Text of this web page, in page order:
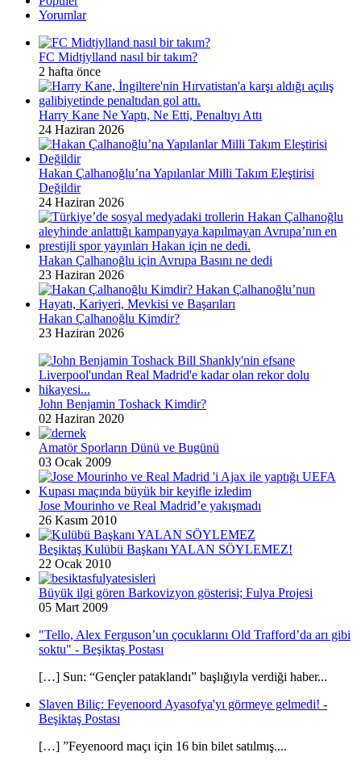
Yorumlar
FC Midtjylland nasıl bir takım?
2 hafta önce
Harry Kane Ne Yaptı, Ne Etti, Penaltıyı Attı
24 Haziran 2026
Hakan Çalhanoğlu’na Yapılanlar Milli Takım Eleştirisi
Değildir
24 Haziran 2026
Hakan Çalhanoğlu için Avrupa Basını ne dedi
23 Haziran 2026
Hakan Çalhanoğlu Kimdir?
23 Haziran 2026
John Benjamin Toshack Kimdir?
02 Haziran 2020
Amatör Sporların Dünü ve Bugünü
03 Ocak 2009
Jose Mourinho ve Real Madrid’e yakışmadı
26 Kasım 2010
Beşiktaş Kulübü Başkanı YALAN SÖYLEMEZ!
22 Ocak 2010
Büyük ilgi gören Barkovizyon gösterisi; Fulya Projesi
05 Mart 2009
"Tello, Alex Ferguson’un çocuklarını Old Trafford’da arı gibi
soktu" - Beşiktaş Postası
[…] Sun: “Gençler pataklandı” başlığıyla verdiği haber...
Slaven Biliç: Feyenoord Ayasofya'yı görmeye gelmedi! -
Beşiktaş Postası
[…] ”Feyenoord maçı için 16 bin bilet satılmış....